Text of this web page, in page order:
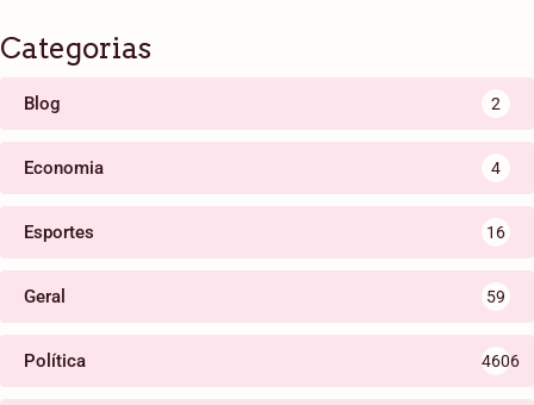
Categorias
Blog 2
Economia 4
Esportes 16
Geral 59
Política 4606